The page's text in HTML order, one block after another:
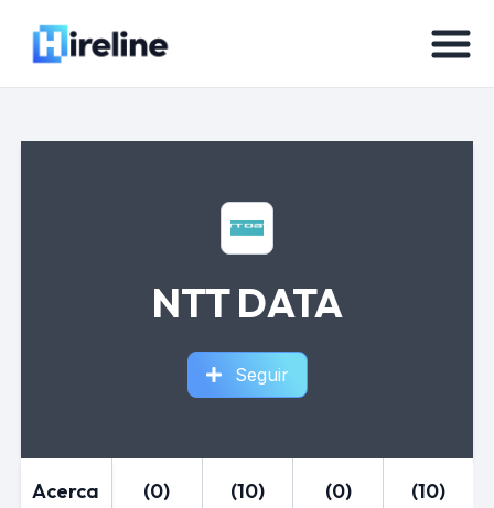
NTT DATA
Seguir
Acerca
(0)
(10)
(0)
(10)